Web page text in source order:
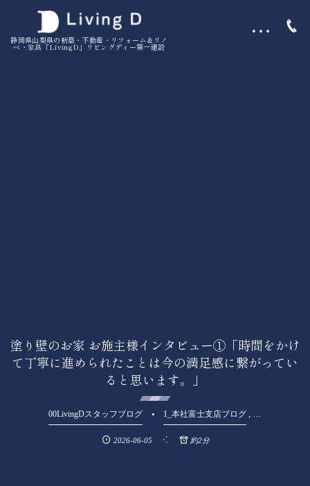
静岡県山梨県の新築・不動産・リフォーム＆リノ
ベ・家具「LivingD」リビングディー第一建設
…
塗り壁のお家 お施主様インタビュー①「時間をかけ
て丁寧に進められたことは今の満足感に繋がってい
ると思います。」
00LivingDスタッフブログ 1_本社富士支店ブログ
2026-06-05 約2分